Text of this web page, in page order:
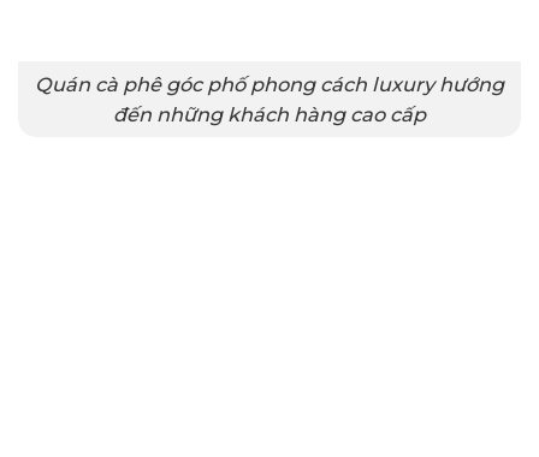
Quán cà phê góc phố phong cách luxury hướng
đến những khách hàng cao cấp